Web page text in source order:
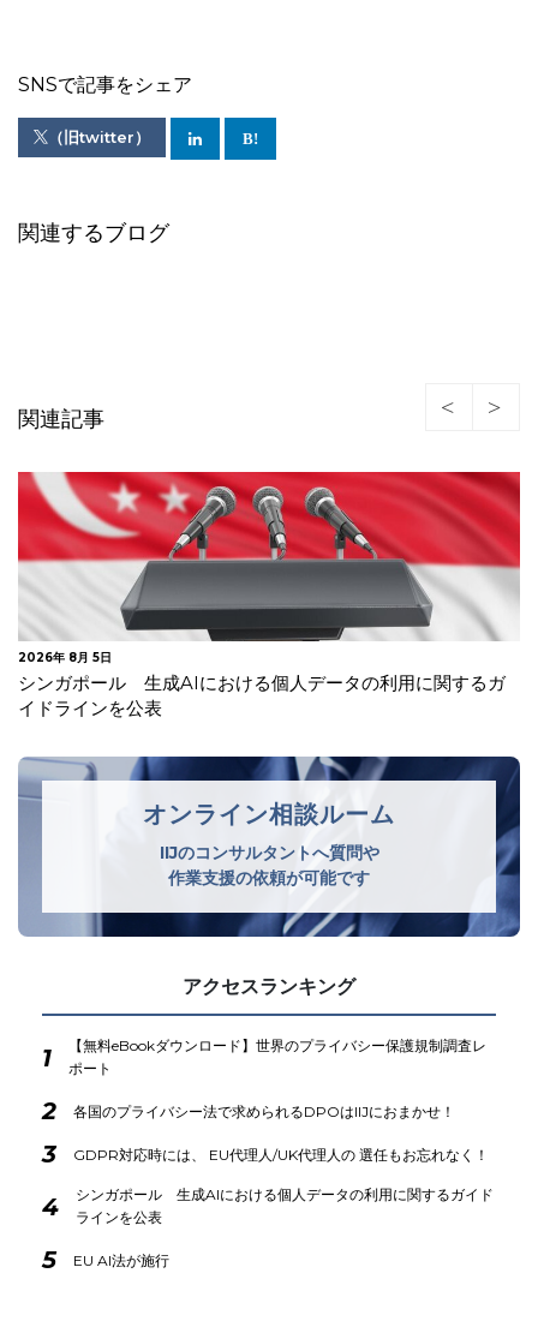
SNSで記事をシェア
（旧twitter）
関連するブログ
関連記事
2026年 8月 5日
シンガポール 生成AIにおける個人データの利用に関するガ
イドラインを公表
オンライン相談ルーム
IIJのコンサルタントへ質問や
作業支援の依頼が可能です
アクセスランキング
1
【無料eBookダウンロード】世界のプライバシー保護規制調査レ
ポート
2 各国のプライバシー法で求められるDPOはIIJにおまかせ！
3 GDPR対応時には、 EU代理人/UK代理人の 選任もお忘れなく！
4
シンガポール 生成AIにおける個人データの利用に関するガイド
ラインを公表
5 EU AI法が施行